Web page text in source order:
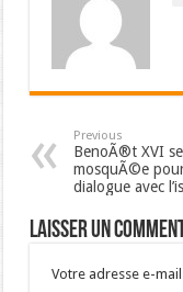
Previous
BenoÃ®t XVI
mosquÃ©e
dialogue avec
Laisser un
Votre adresse e-